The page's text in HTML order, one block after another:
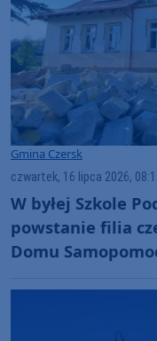
Gmina Czersk
czwartek, 16 lipca 2026,
W byłej Szkole
powstanie filia
Domu